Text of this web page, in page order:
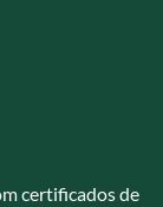
certificados de